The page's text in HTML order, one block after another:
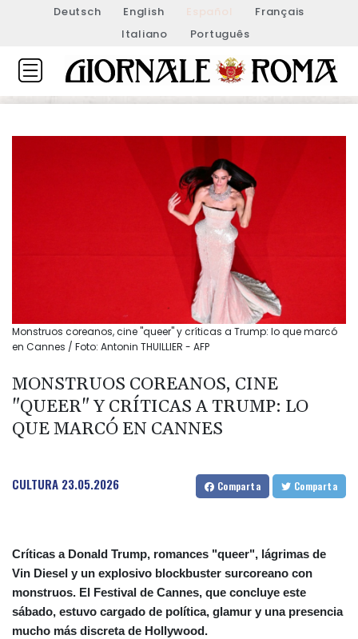
Deutsch English Español
Français
Italiano
Português
Monstruos coreanos, cine "queer" y críticas a Trump: lo que marcó
en Cannes / Foto: Antonin THUILLIER - AFP
MONSTRUOS COREANOS, CINE
"QUEER" Y CRÍTICAS A TRUMP: LO
QUE MARCÓ EN CANNES
CULTURA 23.05.2026 Comparta Comparta
Críticas a Donald Trump, romances "queer", lágrimas de
Vin Diesel y un explosivo blockbuster surcoreano con
monstruos. El Festival de Cannes, que concluye este
sábado, estuvo cargado de política, glamur y una presencia
mucho más discreta de Hollywood.